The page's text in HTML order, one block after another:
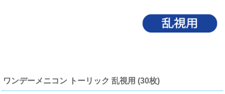
ワンデーメニコン トーリック 乱視用 (30枚)